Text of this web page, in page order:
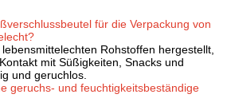
für die Verpackung von
Rohstoffen hergestellt,
mit Süßigkeiten, Snacks und
und geruchlos.
geruchs- und feuchtigkeitsbeständige